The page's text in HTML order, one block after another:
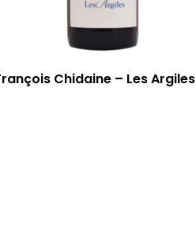
Chidaine – Les Argiles